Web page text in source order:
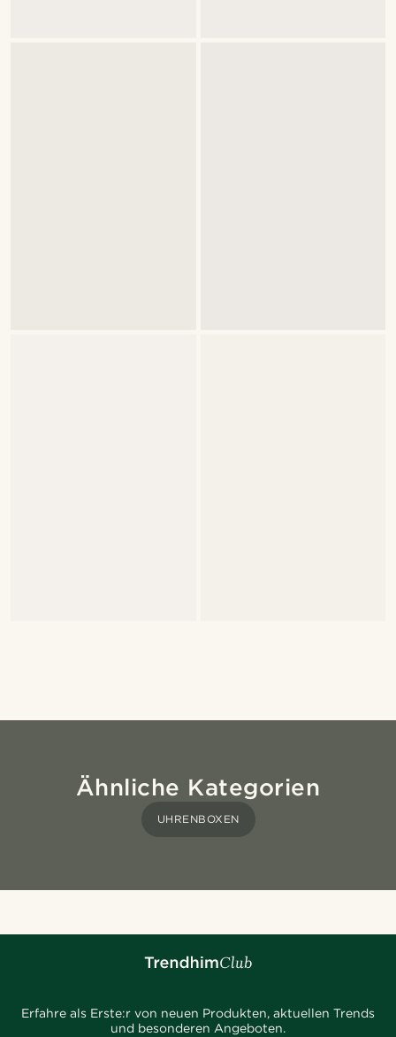
Ähnliche Kategorien
UHRENBOXEN
Erfahre als Erste:r von neuen Produkten, aktuellen Trends
und besonderen Angeboten.